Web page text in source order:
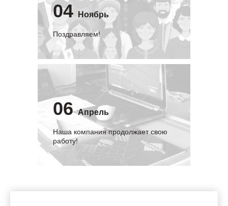
04 Ноябрь
Поздравляем!
06 Апрель
Наша компания продолжает свою
работу!